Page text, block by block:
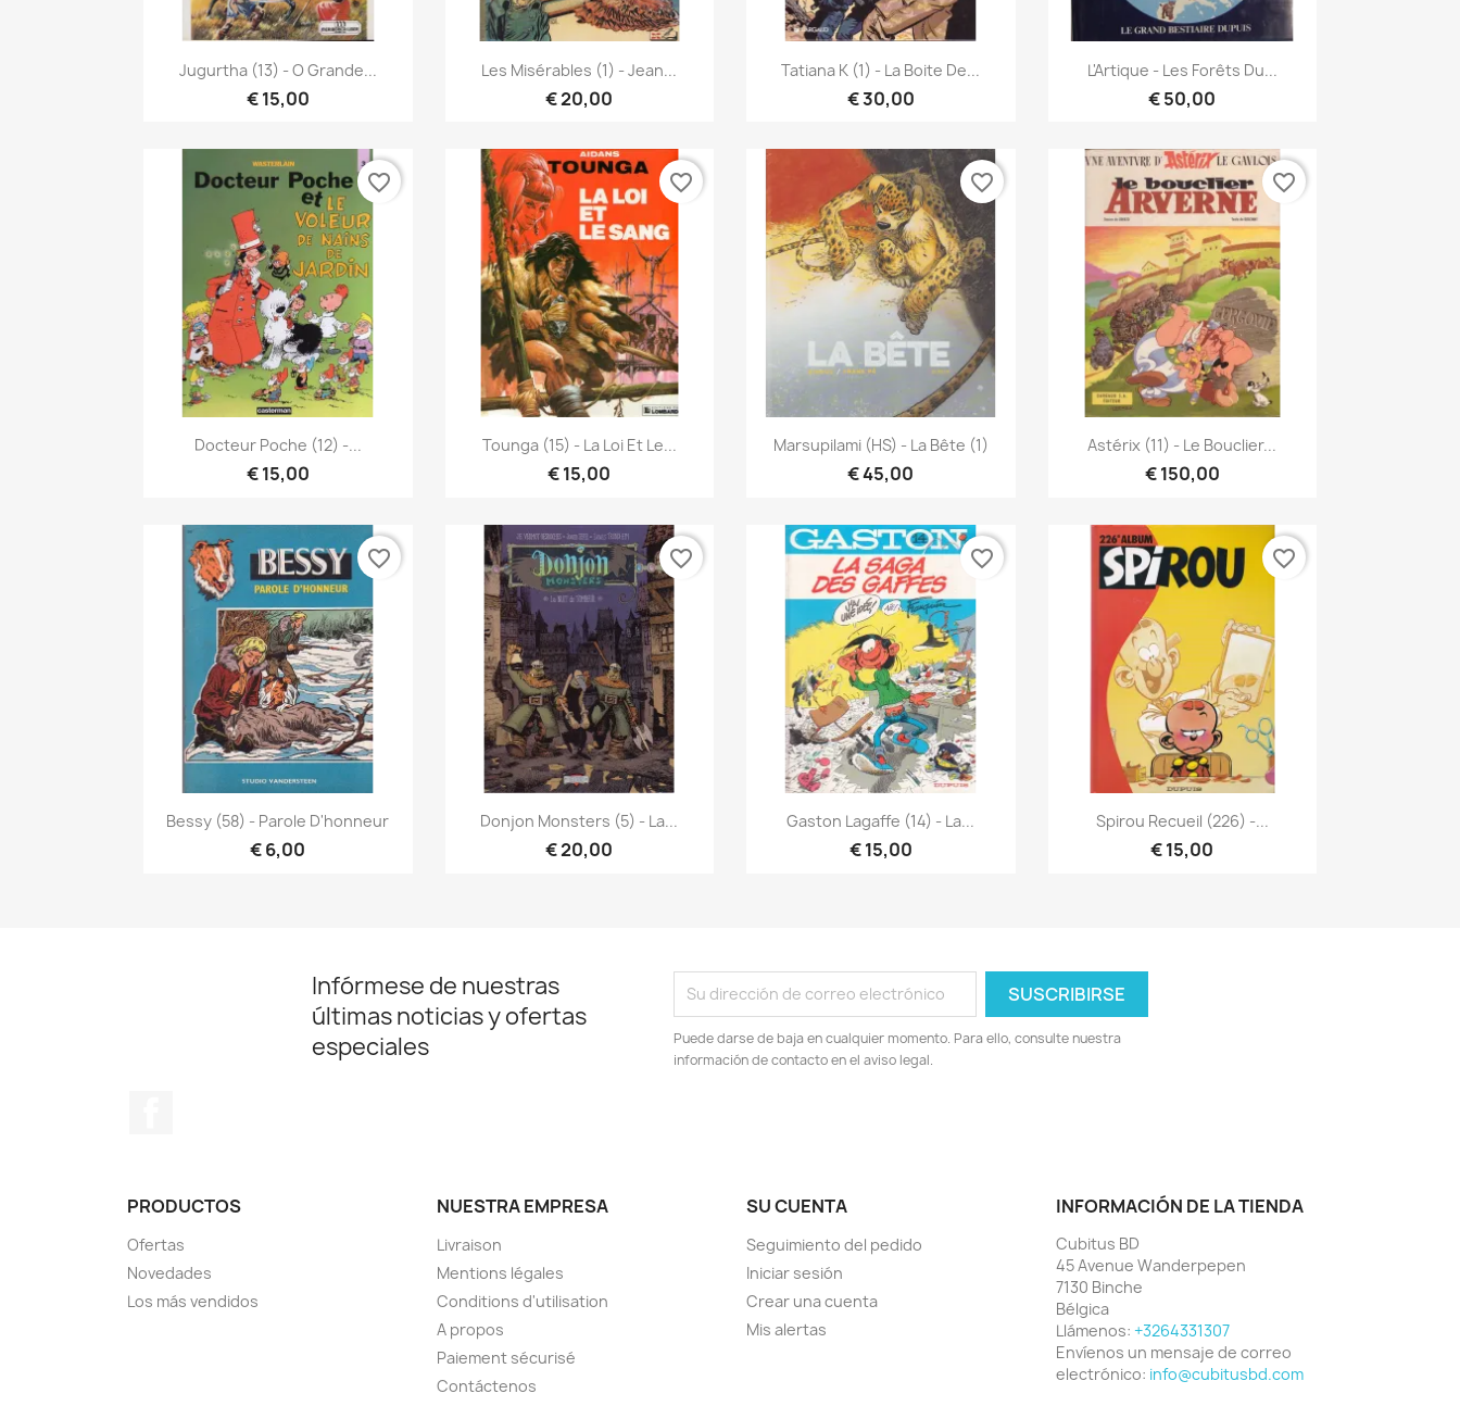
Vista rápida
Jugurtha (13) - O Grande...
€ 15,00
Vista rápida
Les Misérables (1) - Jean...
€ 20,00
Vista rápida
Tatiana K (1) - La Boite De...
€ 30,00
Vista rápida
L'Artique - Les Forêts Du...
€ 50,00
Vista rápida
Docteur Poche (12) -...
€ 15,00
favorite_border
 Vista rápida
Tounga (15) - La Loi Et Le...
€ 15,00
favorite_border
Vista rápida
Marsupilami (HS) - La Bête (1)
€ 45,00
favorite_border
 Vista rápida
Astérix (11) - Le Bouclier...
€ 150,00
favorite_border
Vista rápida
Bessy (58) - Parole D'honneur
€ 6,00
favorite_border
Vista rápida
Donjon Monsters (5) - La...
€ 20,00
favorite_border
 Vista rápida
Gaston Lagaffe (14) - La...
€ 15,00
favorite_border
 Vista rápida
Spirou Recueil (226) -...
€ 15,00
favorite_border
Infórmese de nuestras
últimas noticias y ofertas
especiales
Puede darse de baja en cualquier momento. Para ello, consulte nuestra
información de contacto en el aviso legal.
PRODUCTOS
Ofertas
Novedades
Los más vendidos
NUESTRA EMPRESA
Livraison
Mentions légales
Conditions d'utilisation
A propos
Paiement sécurisé
Contáctenos
SU CUENTA
Seguimiento del pedido
Iniciar sesión
Crear una cuenta
Mis alertas
INFORMACIÓN DE LA TIENDA
Cubitus BD
45 Avenue Wanderpepen
7130 Binche
Bélgica
Llámenos: +3264331307
Envíenos un mensaje de correo
electrónico: info@cubitusbd.com